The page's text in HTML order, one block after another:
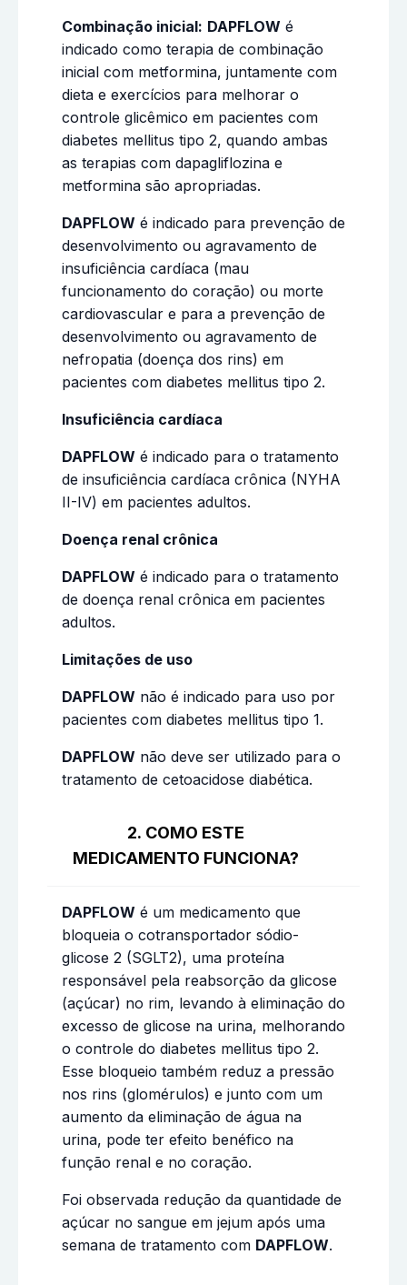
Combinação inicial: DAPFLOW é
indicado como terapia de combinação
inicial com metformina, juntamente com
dieta e exercícios para melhorar o
controle glicêmico em pacientes com
diabetes mellitus tipo 2, quando ambas
as terapias com dapagliflozina e
metformina são apropriadas.
DAPFLOW é indicado para prevenção de
desenvolvimento ou agravamento de
insuficiência cardíaca (mau
funcionamento do coração) ou morte
cardiovascular e para a prevenção de
desenvolvimento ou agravamento de
nefropatia (doença dos rins) em
pacientes com diabetes mellitus tipo 2.
Insuficiência cardíaca
DAPFLOW é indicado para o tratamento
de insuficiência cardíaca crônica (NYHA
II-IV) em pacientes adultos.
Doença renal crônica
DAPFLOW é indicado para o tratamento
de doença renal crônica em pacientes
adultos.
Limitações de uso
DAPFLOW não é indicado para uso por
pacientes com diabetes mellitus tipo 1.
DAPFLOW não deve ser utilizado para o
tratamento de cetoacidose diabética.
2. COMO ESTE
MEDICAMENTO FUNCIONA?
DAPFLOW é um medicamento que
bloqueia o cotransportador sódio-
glicose 2 (SGLT2), uma proteína
responsável pela reabsorção da glicose
(açúcar) no rim, levando à eliminação do
excesso de glicose na urina, melhorando
o controle do diabetes mellitus tipo 2.
Esse bloqueio também reduz a pressão
nos rins (glomérulos) e junto com um
aumento da eliminação de água na
urina, pode ter efeito benéfico na
função renal e no coração.
Foi observada redução da quantidade de
açúcar no sangue em jejum após uma
semana de tratamento com DAPFLOW.